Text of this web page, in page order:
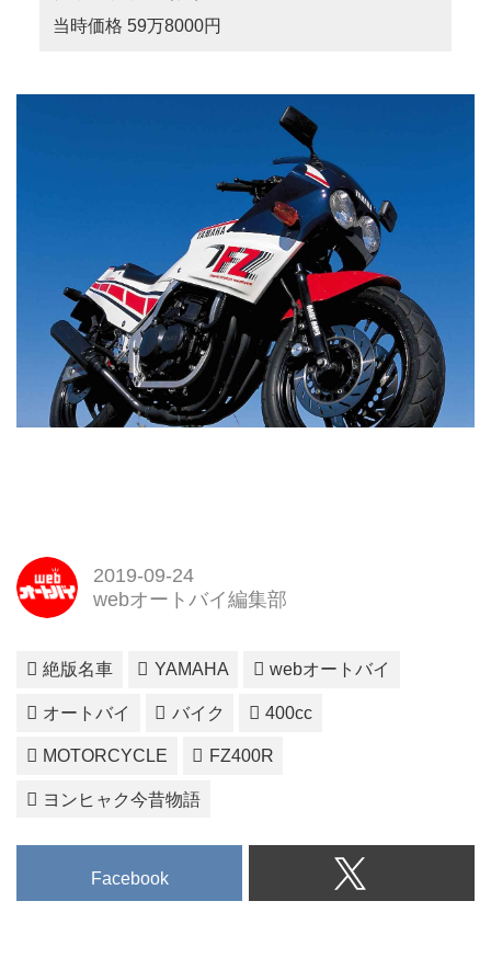
当時価格 59万8000円
2019-09-24
webオートバイ編集部
絶版名車 YAMAHA webオートバイ
オートバイ バイク 400cc
MOTORCYCLE FZ400R
ヨンヒャク今昔物語
Facebook